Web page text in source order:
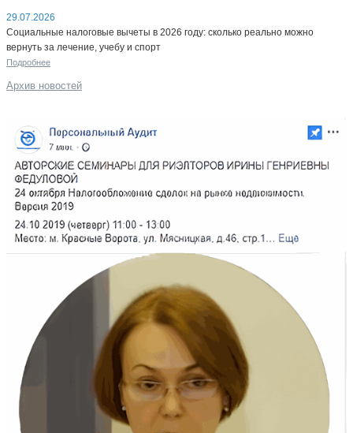
29.07.2026
Социальные налоговые вычеты в 2026 году: сколько реально можно
вернуть за лечение, учебу и спорт
Подробнее
Архив новостей